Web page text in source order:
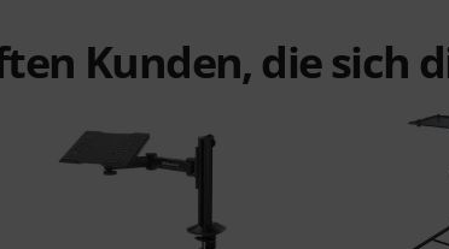
Kunden, die sich